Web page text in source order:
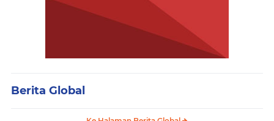
Berita Global